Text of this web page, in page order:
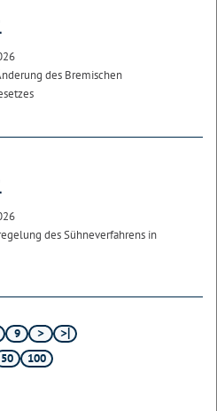
des Bremischen
des Sühneverfahrens in
9
50 100